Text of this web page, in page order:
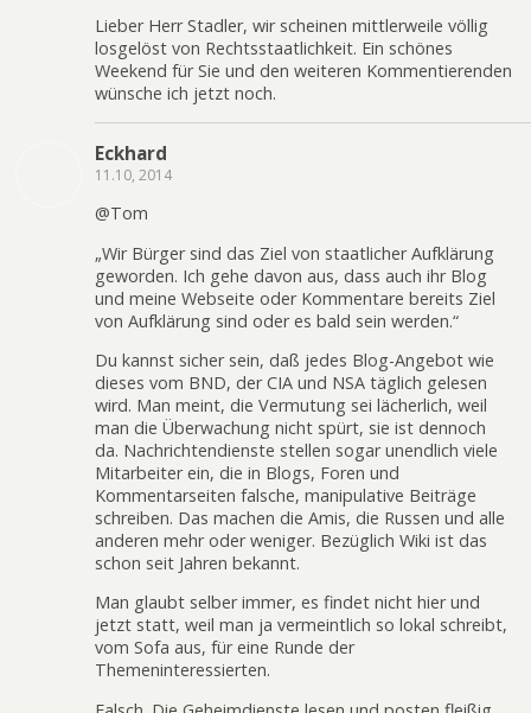
Lieber Herr Stadler, wir scheinen mittlerweile völlig
losgelöst von Rechtsstaatlichkeit. Ein schönes
Weekend für Sie und den weiteren Kommentierenden
wünsche ich jetzt noch.
Eckhard
11.10, 2014
@Tom
„Wir Bürger sind das Ziel von staatlicher Aufklärung
geworden. Ich gehe davon aus, dass auch ihr Blog
und meine Webseite oder Kommentare bereits Ziel
von Aufklärung sind oder es bald sein werden.“
Du kannst sicher sein, daß jedes Blog-Angebot wie
dieses vom BND, der CIA und NSA täglich gelesen
wird. Man meint, die Vermutung sei lächerlich, weil
man die Überwachung nicht spürt, sie ist dennoch
da. Nachrichtendienste stellen sogar unendlich viele
Mitarbeiter ein, die in Blogs, Foren und
Kommentarseiten falsche, manipulative Beiträge
schreiben. Das machen die Amis, die Russen und alle
anderen mehr oder weniger. Bezüglich Wiki ist das
schon seit Jahren bekannt.
Man glaubt selber immer, es findet nicht hier und
jetzt statt, weil man ja vermeintlich so lokal schreibt,
vom Sofa aus, für eine Runde der
Themeninteressierten.